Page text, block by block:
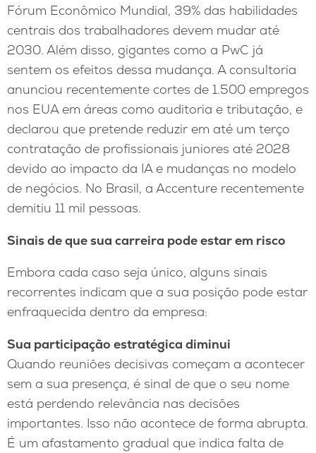
Fórum Econômico Mundial, 39% das habilidades
centrais dos trabalhadores devem mudar até
2030. Além disso, gigantes como a PwC já
sentem os efeitos dessa mudança. A consultoria
anunciou recentemente cortes de 1.500 empregos
nos EUA em áreas como auditoria e tributação, e
declarou que pretende reduzir em até um terço
contratação de profissionais juniores até 2028
devido ao impacto da IA e mudanças no modelo
de negócios. No Brasil, a Accenture recentemente
demitiu 11 mil pessoas.
Sinais de que sua carreira pode estar em risco
Embora cada caso seja único, alguns sinais
recorrentes indicam que a sua posição pode estar
enfraquecida dentro da empresa:
Sua participação estratégica diminui
Quando reuniões decisivas começam a acontecer
sem a sua presença, é sinal de que o seu nome
está perdendo relevância nas decisões
importantes. Isso não acontece de forma abrupta.
É um afastamento gradual que indica falta de